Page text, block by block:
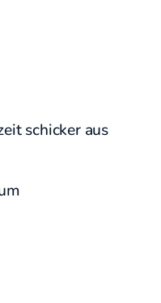
schicker aus